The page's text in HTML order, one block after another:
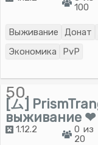
100
Выживание Донат
Экономика
PvP
50.
[ム]
выживание ❤
1.12.2
0 из
20